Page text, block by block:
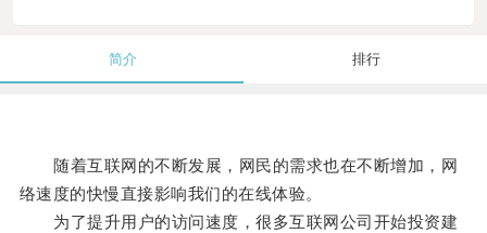
简介 排行
随着互联网的不断发展，网民的需求也在不断增加，网
络速度的快慢直接影响我们的在线体验。
为了提升用户的访问速度，很多互联网公司开始投资建